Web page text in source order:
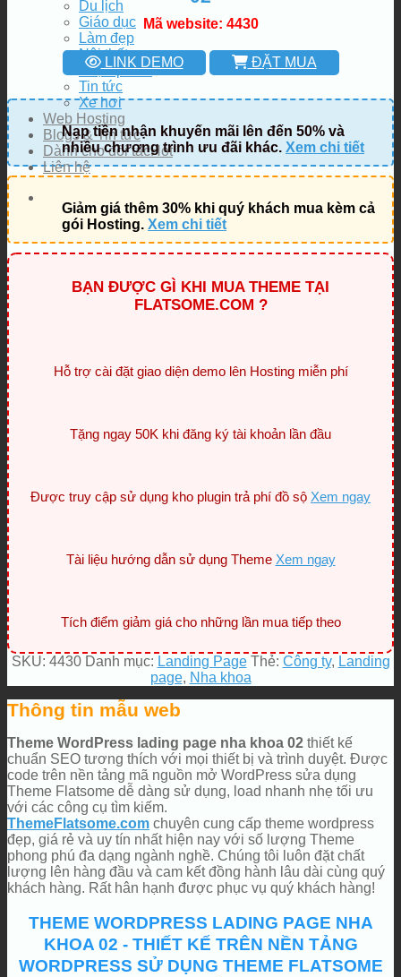
Du lịch
Giáo dục
Làm đẹp
Nội thất
Thực phẩm
Tin tức
Xe hơi
Web Hosting
Blogs & Tin tức
Dành cho đối tác
Liên hệ
Mã website: 4430
LINK DEMO ĐẶT MUA
Nạp tiền nhận khuyến mãi lên đến 50% và
nhiều chương trình ưu đãi khác. Xem chi tiết
Giảm giá thêm 30% khi quý khách mua kèm cả
gói Hosting. Xem chi tiết
BẠN ĐƯỢC GÌ KHI MUA THEME TẠI
FLATSOME.COM ?
Hỗ trợ cài đặt giao diện demo lên Hosting miễn phí
Tặng ngay 50K khi đăng ký tài khoản lần đầu
Được truy cập sử dụng kho plugin trả phí đồ sộ Xem ngay
Tài liệu hướng dẫn sử dụng Theme Xem ngay
Tích điểm giảm giá cho những lần mua tiếp theo
SKU: 4430 Danh mục: Landing Page Thẻ: Công ty, Landing
page, Nha khoa
Thông tin mẫu web
Theme WordPress lading page nha khoa 02 thiết kế
chuẩn SEO tương thích với mọi thiết bị và trình duyệt. Được
code trên nền tảng mã nguồn mở WordPress sửa dụng
Theme Flatsome dễ dàng sử dụng, load nhanh nhẹ tối ưu
với các công cụ tìm kiếm.
ThemeFlatsome.com chuyên cung cấp theme wordpress
đẹp, giá rẻ và uy tín nhất hiện nay với số lượng Theme
phong phú đa dạng ngành nghề. Chúng tôi luôn đặt chất
lượng lên hàng đầu và cam kết đồng hành lâu dài cùng quý
khách hàng. Rất hân hạnh được phục vụ quý khách hàng!
THEME WORDPRESS LADING PAGE NHA
KHOA 02 - THIẾT KẾ TRÊN NỀN TẢNG
WORDPRESS SỬ DỤNG THEME FLATSOME